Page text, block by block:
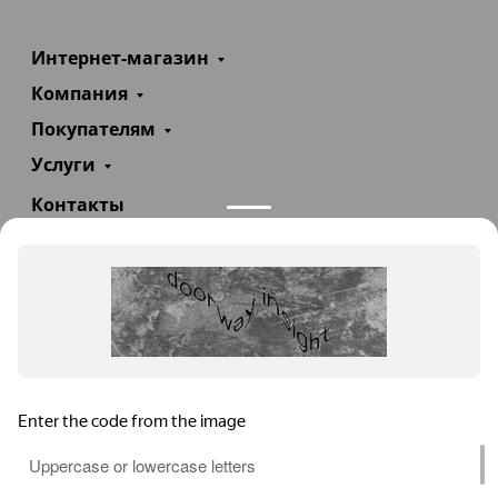
Интернет-магазин
Компания
Покупателям
Услуги
Контакты
info@teploexpert.com
Пн—Сб 09:00 – 18:00
TeploExpert.com © 2008 - 2026 Оборудование для
систем отопления, водоснабжения, канализации